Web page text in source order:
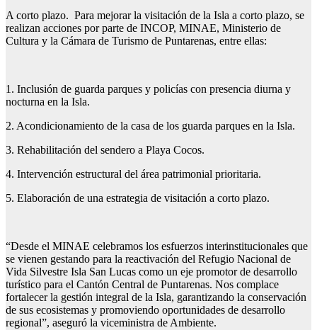
A corto plazo. Para mejorar la visitación de la Isla a corto plazo, se
realizan acciones por parte de INCOP, MINAE, Ministerio de
Cultura y la Cámara de Turismo de Puntarenas, entre ellas:
1. Inclusión de guarda parques y policías con presencia diurna y
nocturna en la Isla.
2. Acondicionamiento de la casa de los guarda parques en la Isla.
3. Rehabilitación del sendero a Playa Cocos.
4. Intervención estructural del área patrimonial prioritaria.
5. Elaboración de una estrategia de visitación a corto plazo.
“Desde el MINAE celebramos los esfuerzos interinstitucionales que
se vienen gestando para la reactivación del Refugio Nacional de
Vida Silvestre Isla San Lucas como un eje promotor de desarrollo
turístico para el Cantón Central de Puntarenas. Nos complace
fortalecer la gestión integral de la Isla, garantizando la conservación
de sus ecosistemas y promoviendo oportunidades de desarrollo
regional”, aseguró la viceministra de Ambiente.